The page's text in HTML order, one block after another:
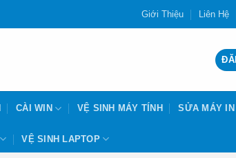
Giới Thiệu Liên Hệ
CÀI WIN VỆ SINH MÁY TÍNH SỬA MÁY IN
VỆ SINH LAPTOP